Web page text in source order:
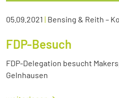
05.09.2021 | Bensing & Reith –
FDP-Besuch
FDP-Delegation besucht
Gelnhausen